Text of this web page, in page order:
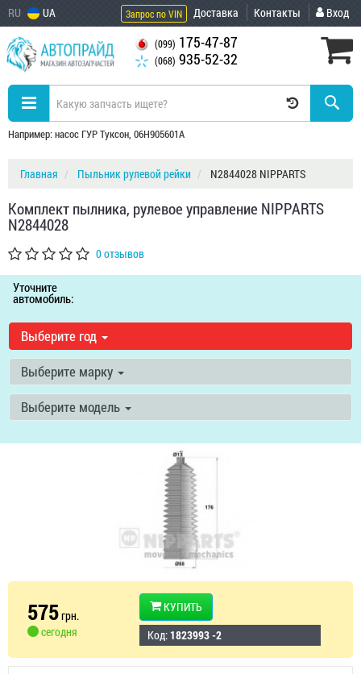
RU UA Запрос по VIN Доставка Контакты Вход
(099) 175-47-87
(068) 935-52-32
Например: насос ГУР Туксон, 06H905601A
Главная Пыльник рулевой рейки N2844028 NIPPARTS
Комплект пылника, рулевое управление NIPPARTS
N2844028
0 отзывов
Уточните
автомобиль:
Выберите год
Выберите марку
Выберите модель
575грн.
сегодня
КУПИТЬ
Код: 1823993 -2